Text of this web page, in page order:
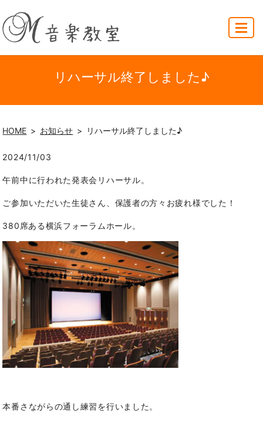
リハーサル終了しました♪
HOME お知らせ リハーサル終了しました♪
2024/11/03
午前中に行われた発表会リハーサル。
ご参加いただいた生徒さん、保護者の方々お疲れ様でした！
380席ある横浜フォーラムホール。
本番さながらの通し練習を行いました。